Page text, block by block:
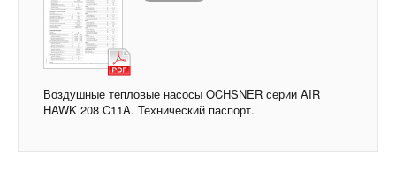
Воздушные тепловые насосы OCHSNER серии AIR
HAWK 208 C11A. Технический паспорт.